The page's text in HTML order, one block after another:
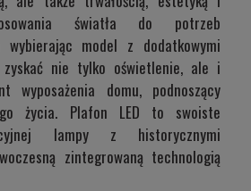
światła do potrzeb
wybierając model z dodatkowymi
zyskać nie tylko oświetlenie, ale i
wyposażenia domu, podnoszący
życia. Plafon LED to swoiste
lampy z historycznymi
zintegrowaną technologią